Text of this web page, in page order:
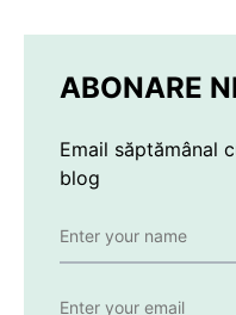
ABONARE
Email săptămânal
blog